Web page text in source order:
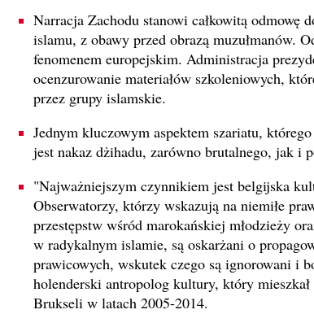
Narracja Zachodu stanowi całkowitą odmowę
islamu, z obawy przed obrazą muzułmanów.
fenomenem europejskim. Administracja
ocenzurowanie materiałów szkoleniowych,
przez grupy islamskie.
Jednym kluczowym aspektem szariatu,
jest nakaz dżihadu, zarówno brutalnego, jak i
"Najważniejszym czynnikiem jest belgijska
Obserwatorzy, którzy wskazują na niemiłe
przestępstw wśród marokańskiej młodzieży
w radykalnym islamie, są oskarżani o
prawicowych, wskutek czego są ignorowani i
holenderski antropolog kultury, który
Brukseli w latach 2005-2014.